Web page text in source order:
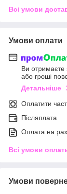
Всі умови
Умови оплати
Ви отримаєте
або гроші
Детальніше
Оплатити
Післяплата
Оплата на
Всі умови
Умови